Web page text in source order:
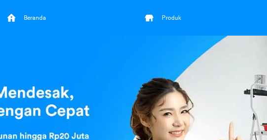
Beranda Produk